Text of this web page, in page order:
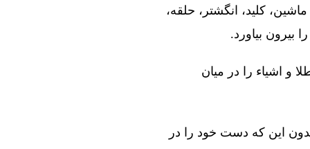
کلید، انگشتر، حلقه،
بیرون بیاورد.
و اشیاء را در میان
این که دست خود را در